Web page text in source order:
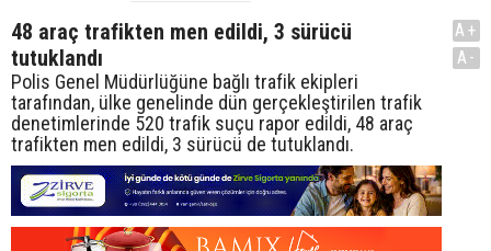
48 araç trafikten men edildi, 3 sürücü
tutuklandı
Polis Genel Müdürlüğüne bağlı trafik ekipleri
tarafından, ülke genelinde dün gerçekleştirilen trafik
denetimlerinde 520 trafik suçu rapor edildi, 48 araç
trafikten men edildi, 3 sürücü de tutuklandı.
A+
A-